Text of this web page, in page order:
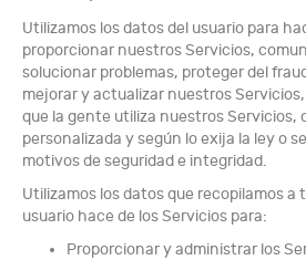
Utilizamos los datos del usuario para
proporcionar nuestros Servicios,
solucionar problemas, proteger del
mejorar y actualizar nuestros
que la gente utiliza nuestros Servicios,
personalizada y según lo exija la ley o
motivos de seguridad e integridad.
Utilizamos los datos que recopilamos a
usuario hace de los Servicios para:
Proporcionar y administrar los